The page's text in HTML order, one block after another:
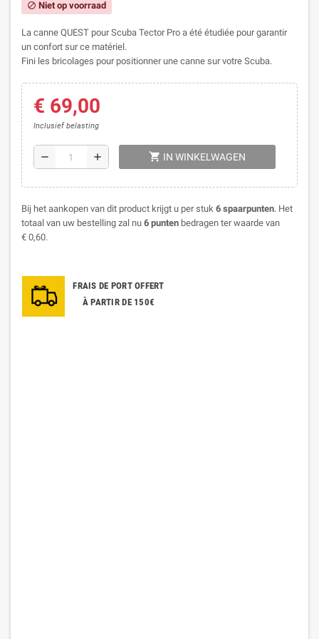
block Niet op voorraad
La canne QUEST pour Scuba Tector Pro a été étudiée pour garantir
un confort sur ce matériel.
Fini les bricolages pour positionner une canne sur votre Scuba.
€ 69,00
Inclusief belasting
remove add shopping_cart IN WINKELWAGEN
Bij het aankopen van dit product krijgt u per stuk 6 spaarpunten. Het
totaal van uw bestelling zal nu 6 punten bedragen ter waarde van
€ 0,60.
FRAIS DE PORT OFFERT
À PARTIR DE 150€